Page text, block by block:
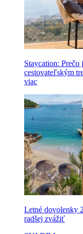
Staycation: Prečo
cestovateľským
viac
Letné dovolenky
radšej zvážiť